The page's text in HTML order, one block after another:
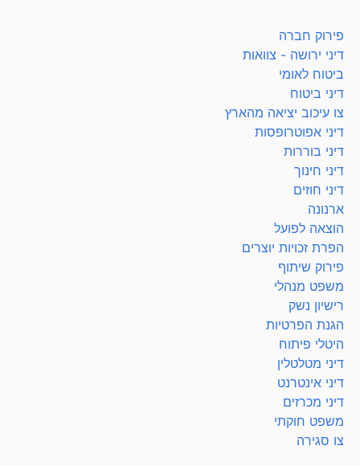
פירוק חברה
דיני ירושה - צוואות
ביטוח לאומי
דיני ביטוח
צו עיכוב יציאה מהארץ
דיני אפוטרופסות
דיני בוררות
דיני חינוך
דיני חוזים
ארנונה
הוצאה לפועל
הפרת זכויות יוצרים
פירוק שיתוף
משפט מנהלי
רישיון נשק
הגנת הפרטיות
היטלי פיתוח
דיני מטלטלין
דיני אינטרנט
דיני מכרזים
משפט חוקתי
צו סגירה